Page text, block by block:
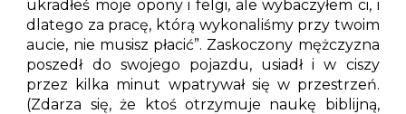
ukradłeś moje opony i felgi, ale wybaczyłem ci, i
dlatego za pracę, którą wykonaliśmy przy twoim
aucie, nie musisz płacić”. Zaskoczony mężczyzna
poszedł do swojego pojazdu, usiadł i w ciszy
przez kilka minut wpatrywał się w przestrzeń.
(Zdarza się, że ktoś otrzymuje naukę biblijną,